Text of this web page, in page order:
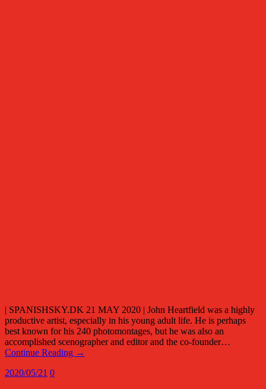
| SPANISHSKY.DK 21 MAY 2020 | John Heartfield was a highly
productive artist, especially in his young adult life. He is perhaps
best known for his 240 photomontages, but he was also an
accomplished scenographer and editor and the co-founder…
Continue Reading →
2020/05/21 0